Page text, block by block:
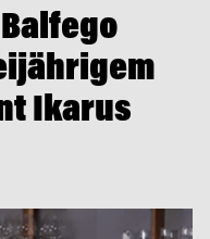
Ikarus